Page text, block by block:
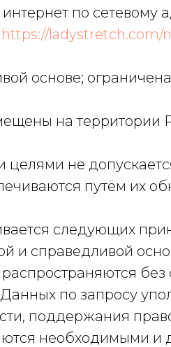
по сетевому
https://ladystretch.com/
основе;
на территории
не
путём их
следующих
и справедливой
без
по запросу
поддержания
необходимыми